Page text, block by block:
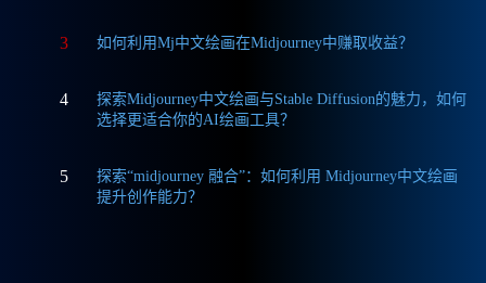
3 如何利用Mj中文绘画在Midjourney中赚取收益？
4
探索Midjourney中文绘画与Stable Diffusion的魅力，如何
选择更适合你的AI绘画工具？
5
探索“midjourney 融合”：如何利用 Midjourney中文绘画
提升创作能力？